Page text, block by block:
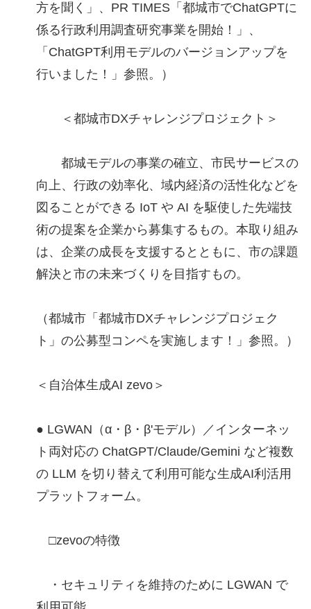
方を聞く」、PR TIMES「都城市でChatGPTに
係る行政利用調査研究事業を開始！」、
「ChatGPT利用モデルのバージョンアップを
行いました！」参照。）
＜都城市DXチャレンジプロジェクト＞
都城モデルの事業の確立、市民サービスの
向上、行政の効率化、域内経済の活性化などを
図ることができる IoT や AI を駆使した先端技
術の提案を企業から募集するもの。本取り組み
は、企業の成長を支援するとともに、市の課題
解決と市の未来づくりを目指すもの。
（都城市「都城市DXチャレンジプロジェク
ト」の公募型コンペを実施します！」参照。）
＜自治体生成AI zevo＞
● LGWAN（α・β・β'モデル）／インターネッ
ト両対応の ChatGPT/Claude/Gemini など複数
の LLM を切り替えて利用可能な生成AI利活用
プラットフォーム。
□zevoの特徴
・セキュリティを維持のために LGWAN で